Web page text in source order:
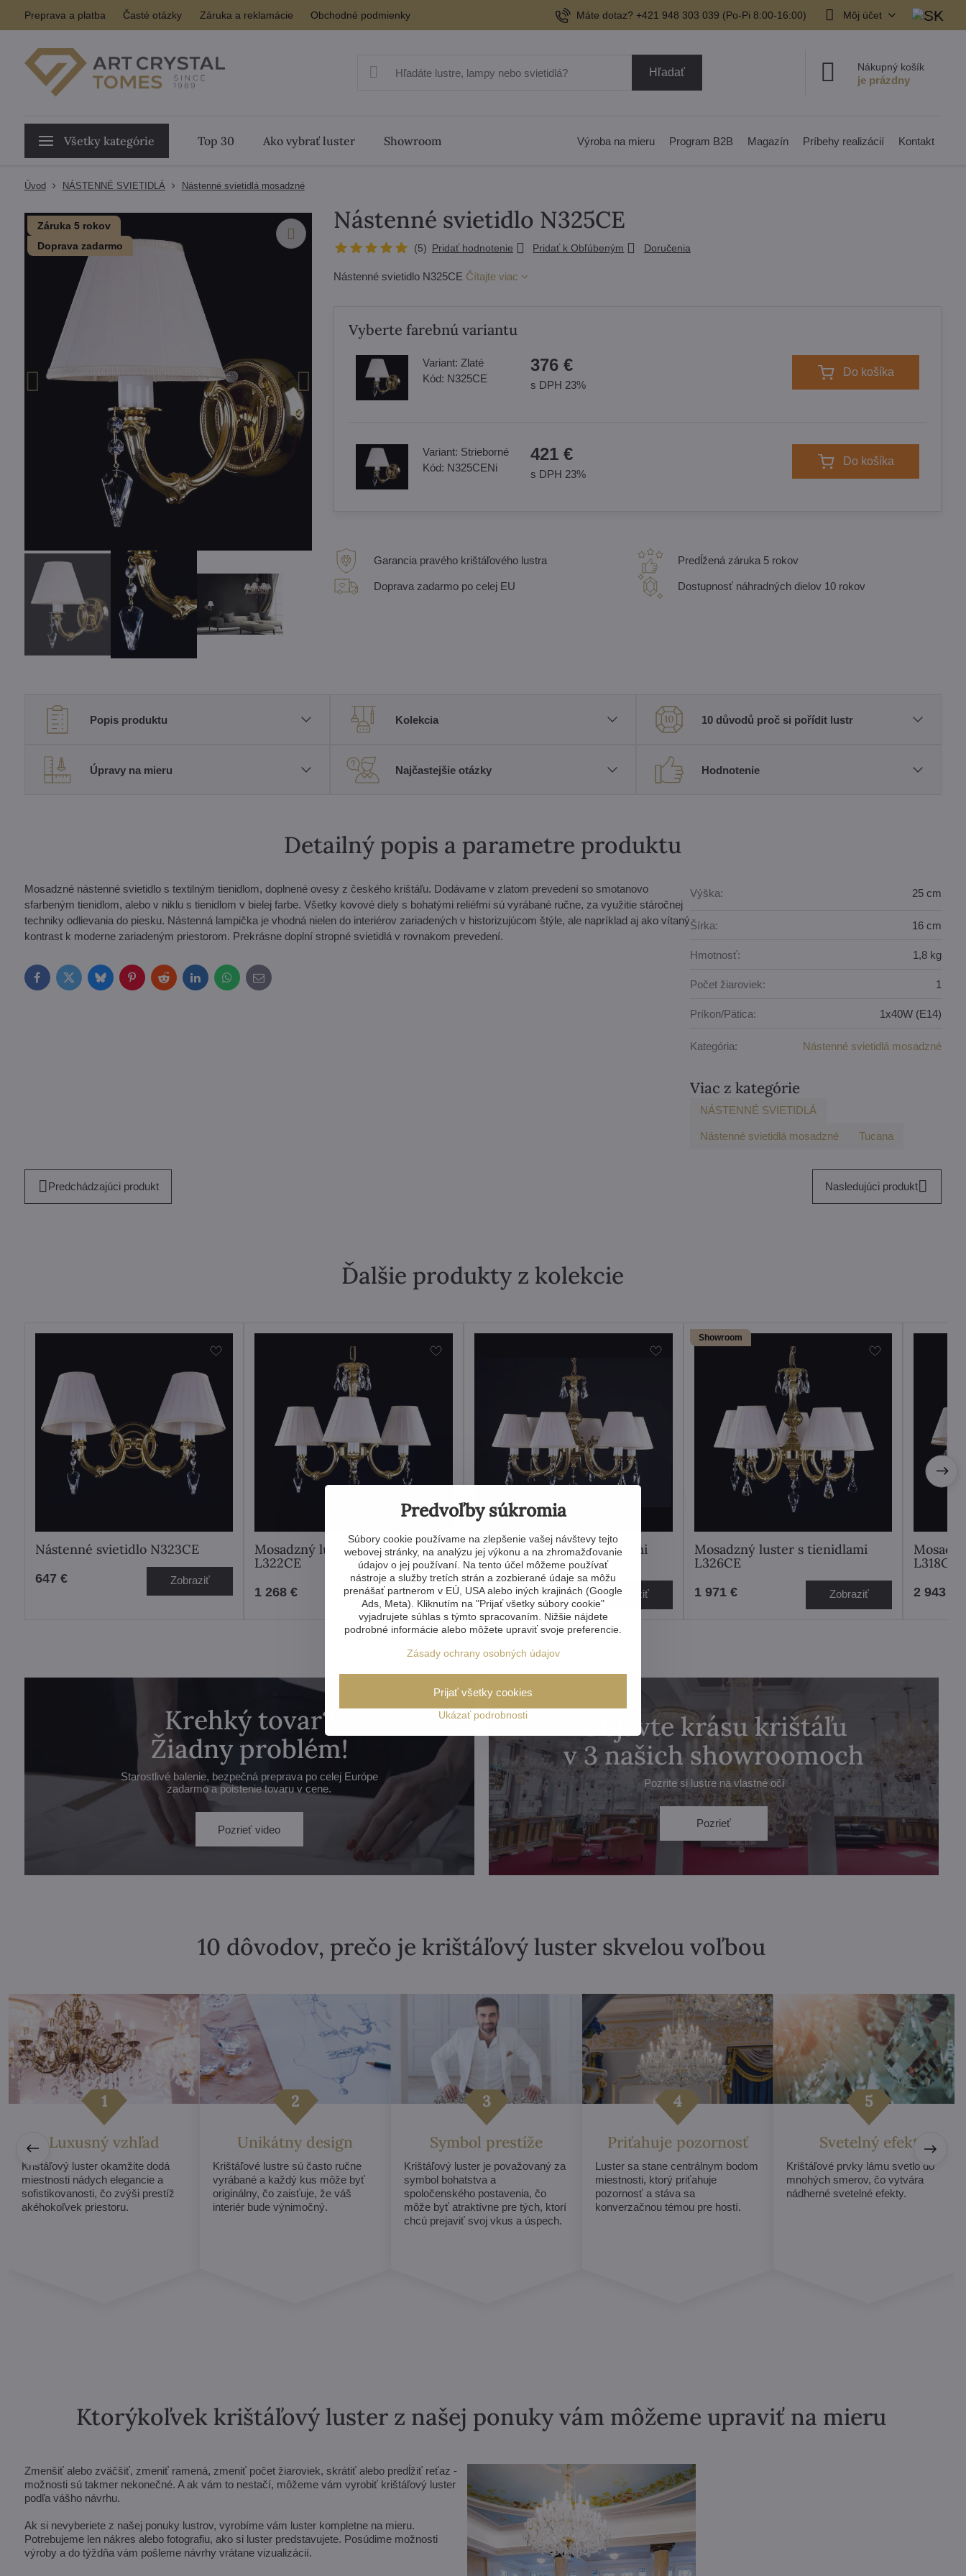
Preprava a platba Časté otázky Záruka a reklamácie Obchodné podmienky Máte dotaz? +421 948 303 039 (Po-Pi 8:00-16:00) Môj účet
Hľadať Nákupný košík
Všetky kategórie Top 30 Ako vybrať luster Showroom Výroba na mieru Program B2B Magazín Príbehy realizácií Kontakt
Úvod NÁSTENNÉ SVIETIDLÁ Nástenné svietidlá mosadzné
Záruka 5 rokov
Doprava zadarmo
Nástenné svietidlo N325CE
(5) Pridať hodnotenie Pridať k Obľúbeným Doručenia
Nástenné svietidlo N325CE Čítajte viac
Vyberte farebnú variantu
Variant: Zlaté
Kód: N325CE
376 €
s DPH 23%
Do košíka
Variant: Strieborné
Kód: N325CENi
421 €
s DPH 23%
Do košíka
Garancia pravého krištáľového lustra
Doprava zadarmo po celej EU
Predĺžená záruka 5 rokov
Dostupnosť náhradných dielov 10 rokov
Popis produktu Kolekcia 10 důvodů proč si pořídit lustr
Úpravy na mieru Najčastejšie otázky Hodnotenie
Detailný popis a parametre produktu
Mosadzné nástenné svietidlo s textilným tienidlom, doplnené ovesy z českého krištáľu. Dodávame v zlatom prevedení so smotanovo
sfarbeným tienidlom, alebo v niklu s tienidlom v bielej farbe. Všetky kovové diely s bohatými reliéfmi sú vyrábané ručne, za využitie stáročnej
techniky odlievania do piesku. Nástenná lampička je vhodná nielen do interiérov zariadených v historizujúcom štýle, ale napríklad aj ako vítaný
kontrast k moderne zariadeným priestorom. Prekrásne doplní stropné svietidlá v rovnakom prevedení.
FacebookTwitterBlueskyPinterestRedditLinkedInWhatsApp
E-
mail
Výška: 25 cm
Šírka: 16 cm
Hmotnosť: 1,8 kg
Počet žiaroviek: 1
Príkon/Pätica: 1x40W (E14)
Kategória: Nástenné svietidlá mosadzné
Viac z kategórie
NÁSTENNÉ SVIETIDLÁ
Nástenné svietidlá mosadzné Tucana
Predchádzajúci produkt Nasledujúci produkt
Ďalšie produkty z kolekcie
Nástenné svietidlo N323CE
647 € Zobraziť
Mosadzný luster s tienidlami
L322CE
1 268 € Zobraziť
Mosadzný luster s tienidlami
L321CE
2 269 € Zobraziť
Showroom
Mosadzný luster s tienidlami
L326CE
1 971 € Zobraziť
L318CE
2 943 €
Krehký tovar?
Žiadny problém!
Starostlivé balenie, bezpečná preprava po celej Európe
zadarmo a poistenie tovaru v cene.
Pozrieť video
Objavte krásu krištáľu
v 3 našich showroomoch
Pozrite si lustre na vlastné oči
Pozrieť
10 dôvodov, prečo je krištáľový luster skvelou voľbou
Luxusný vzhľad
Krištáľový luster okamžite dodá
miestnosti nádych elegancie a
sofistikovanosti, čo zvýši prestíž
akéhokoľvek priestoru.
Unikátny design
Krištáľové lustre sú často ručne
vyrábané a každý kus môže byť
originálny, čo zaisťuje, že váš
interiér bude výnimočný.
Symbol prestíže
Krištáľový luster je považovaný za
symbol bohatstva a
spoločenského postavenia, čo
môže byť atraktívne pre tých, ktorí
chcú prejaviť svoj vkus a úspech.
Priťahuje pozornosť
Luster sa stane centrálnym bodom
miestnosti, ktorý priťahuje
pozornosť a stáva sa
konverzačnou témou pre hostí.
Svetelný efekt
Krištáľové prvky lámu svetlo do
mnohých smerov, čo vytvára
nádherné svetelné efekty.
Ktorýkoľvek krištáľový luster z našej ponuky vám môžeme upraviť na mieru
Zmenšiť alebo zväčšiť, zmeniť ramená, zmeniť počet žiaroviek, skrátiť alebo predĺžiť reťaz -
možnosti sú takmer nekonečné. A ak vám to nestačí, môžeme vám vyrobiť krištáľový luster
podľa vášho návrhu.
Ak si nevyberiete z našej ponuky lustrov, vyrobíme vám luster kompletne na mieru.
Potrebujeme len nákres alebo fotografiu, ako si luster predstavujete. Posúdime možnosti
výroby a do týždňa vám pošleme návrhy vrátane vizualizácií.
Predvoľby súkromia
Súbory cookie používame na zlepšenie vašej návštevy tejto
webovej stránky, na analýzu jej výkonu a na zhromažďovanie
údajov o jej používaní. Na tento účel môžeme používať
nástroje a služby tretích strán a zozbierané údaje sa môžu
prenášať partnerom v EÚ, USA alebo iných krajinách (Google
Ads, Meta). Kliknutím na "Prijať všetky súbory cookie"
vyjadrujete súhlas s týmto spracovaním. Nižšie nájdete
podrobné informácie alebo môžete upraviť svoje preferencie.
Zásady ochrany osobných údajov
Ukázať podrobnosti
Prijať všetky cookies